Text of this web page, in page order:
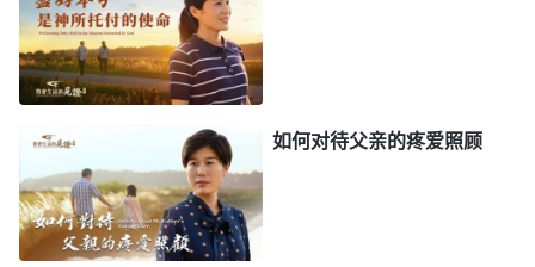
这是真理，这是天职。孝敬父母这是在孝顺人，不属
于尽本分，也不属于实行真理。
督座谈纪要・什么是真理实际》
了一些，明白了孝敬父母属于正面事物，是正常人性
该做到的，但孝顺父母不是实行真理，尽受造之物的
本分才是实行真理。我父母一直支持我信神尽本分，
对父母尽孝这是我作为儿女该尽的责任。在环境许
如何对待父亲的疼爱照顾